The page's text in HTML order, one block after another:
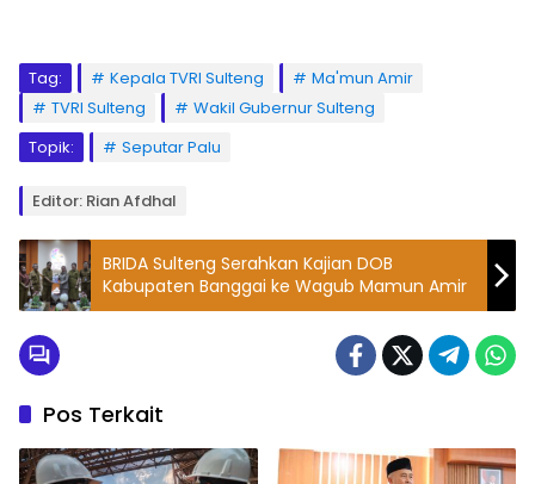
Tag: Kepala TVRI Sulteng
Ma'mun Amir
TVRI Sulteng
Wakil Gubernur Sulteng
Topik:
Seputar Palu
Editor: Rian Afdhal
BRIDA Sulteng Serahkan Kajian DOB
Kabupaten Banggai ke Wagub Mamun Amir
Pos Terkait